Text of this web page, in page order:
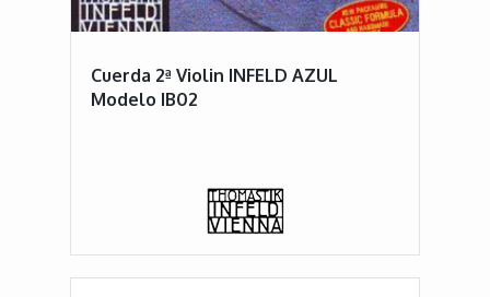
Cuerda 2ª Violin INFELD AZUL
Modelo IB02